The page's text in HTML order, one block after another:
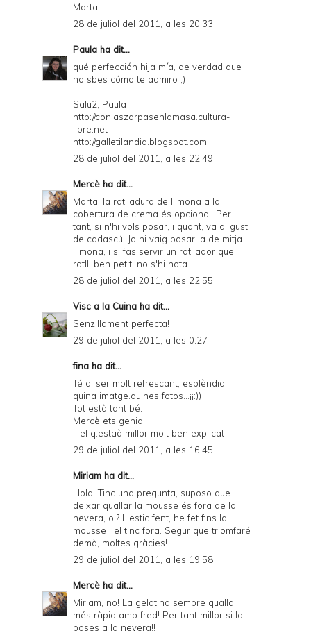
Marta
28 de juliol del 2011, a les 20:33
Paula ha dit...
qué perfección hija mía, de verdad que
no sbes cómo te admiro ;)
Salu2, Paula
http://conlaszarpasenlamasa.cultura-
libre.net
http://galletilandia.blogspot.com
28 de juliol del 2011, a les 22:49
Mercè ha dit...
Marta, la ratlladura de llimona a la
cobertura de crema és opcional. Per
tant, si n'hi vols posar, i quant, va al gust
de cadascú. Jo hi vaig posar la de mitja
llimona, i si fas servir un ratllador que
ratlli ben petit, no s'hi nota.
28 de juliol del 2011, a les 22:55
Visc a la Cuina ha dit...
Senzillament perfecta!
29 de juliol del 2011, a les 0:27
fina ha dit...
Té q. ser molt refrescant, esplèndid,
quina imatge.quines fotos...¡¡:))
Tot està tant bé.
Mercè ets genial.
i, el q.estaà millor molt ben explicat
29 de juliol del 2011, a les 16:45
Miriam ha dit...
Hola! Tinc una pregunta, suposo que
deixar quallar la mousse és fora de la
nevera, oi? L'estic fent, he fet fins la
mousse i el tinc fora. Segur que triomfaré
demà, moltes gràcies!
29 de juliol del 2011, a les 19:58
Mercè ha dit...
Miriam, no! La gelatina sempre qualla
més ràpid amb fred! Per tant millor si la
poses a la nevera!!